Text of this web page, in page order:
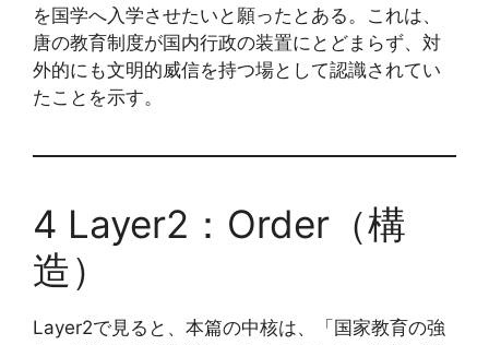
を国学へ入学させたいと願ったとある。これは、
唐の教育制度が国内行政の装置にとどまらず、対
外的にも文明的威信を持つ場として認識されてい
たことを示す。
4 Layer2：Order（構
造）
Layer2で見ると、本篇の中核は、「国家教育の強